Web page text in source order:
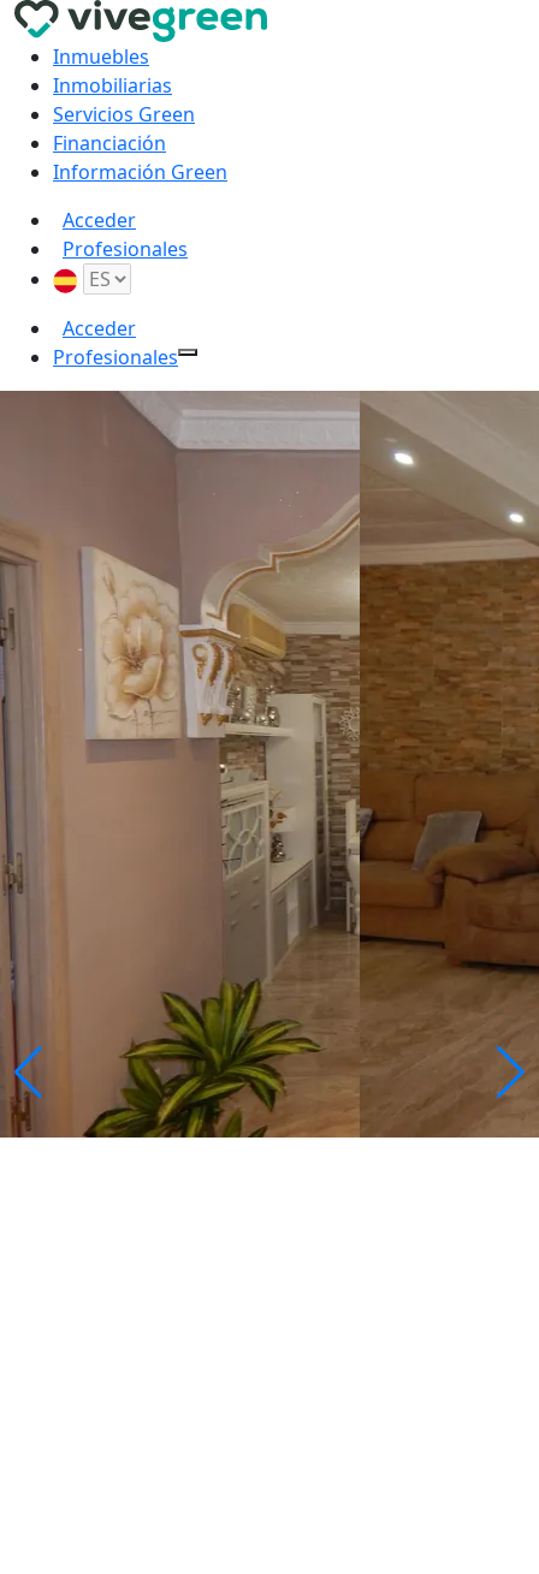
Inmuebles
Inmobiliarias
Servicios Green
Financiación
Información Green
Acceder
Profesionales
Acceder
Profesionales